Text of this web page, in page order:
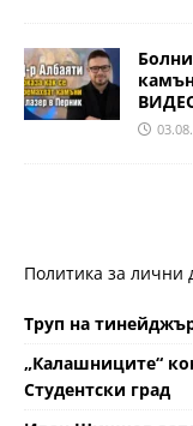
Политика за лични
Труп на
„Калашниците“
Студентски град